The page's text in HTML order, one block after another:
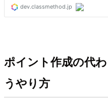
ポイント作成の代
うやり方